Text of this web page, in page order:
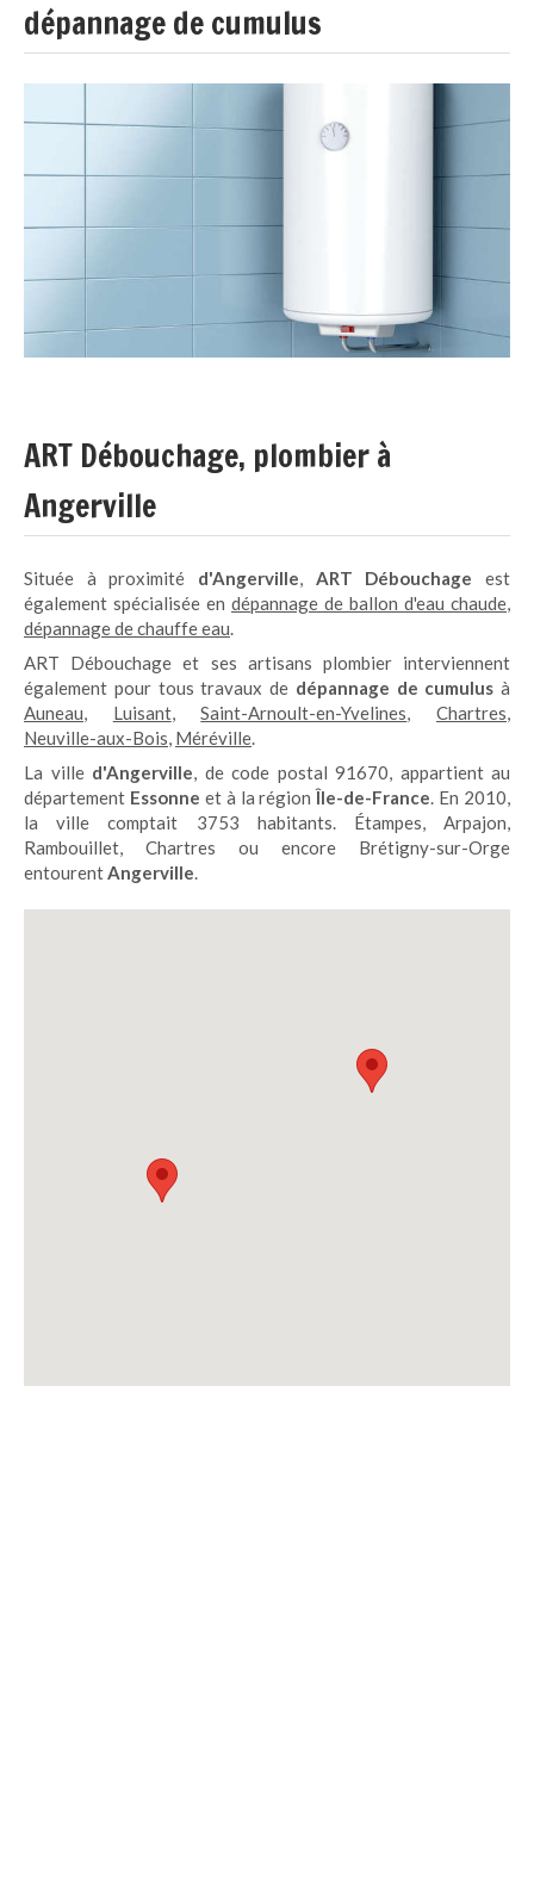
dépannage de cumulus
ART Débouchage, plombier à
Angerville
Située à proximité d'Angerville, ART Débouchage est
également spécialisée en dépannage de ballon d'eau chaude,
dépannage de chauffe eau.
ART Débouchage et ses artisans plombier interviennent
également pour tous travaux de dépannage de cumulus à
Auneau, Luisant,Saint-Arnoult-en-Yvelines,Chartres,
Neuville-aux-Bois, Méréville.
La villed'Angerville, de code postal 91670, appartient au
département Essonne et à la régionÎle-de-France. En 2010,
la ville comptait 3753 habitants. Étampes, Arpajon,
Rambouillet, Chartres ou encore Brétigny-sur-Orge
entourentAngerville.